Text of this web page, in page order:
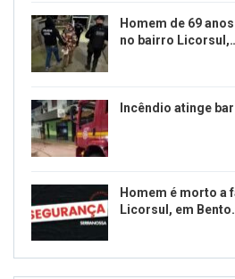
Homem de 69
no bairro
Incêndio atinge
Homem é morto a
Licorsul, em